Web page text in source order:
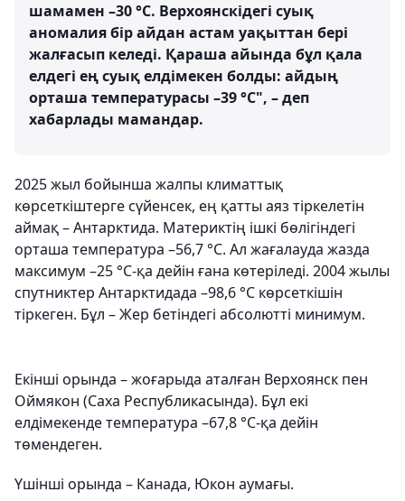
шамамен –30 °C. Верхоянскідегі суық
аномалия бір айдан астам уақыттан бері
жалғасып келеді. Қараша айында бұл қала
елдегі ең суық елдімекен болды: айдың
орташа температурасы –39 °C", – деп
хабарлады мамандар.
2025 жыл бойынша жалпы климаттық
көрсеткіштерге сүйенсек, ең қатты аяз тіркелетін
аймақ – Антарктида. Материктің ішкі бөлігіндегі
орташа температура –56,7 °C. Ал жағалауда жазда
максимум –25 °C-қа дейін ғана көтеріледі. 2004 жылы
спутниктер Антарктидада –98,6 °C көрсеткішін
тіркеген. Бұл – Жер бетіндегі абсолютті минимум.
Екінші орында – жоғарыда аталған Верхоянск пен
Оймякон (Саха Республикасында). Бұл екі
елдімекенде температура –67,8 °C-қа дейін
төмендеген.
Үшінші орында – Канада, Юкон аумағы.